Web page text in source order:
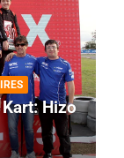
Kart: Hizo